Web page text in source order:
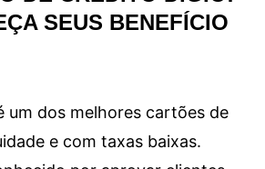
SEUS BENEFÍCIO
um dos melhores cartões de
e com taxas baixas.